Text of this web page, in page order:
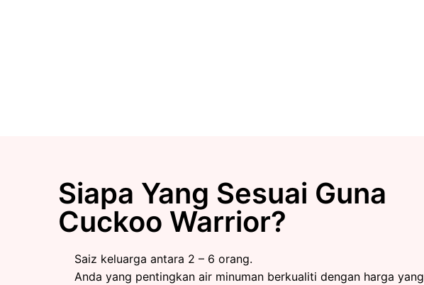
Siapa Yang Sesuai Guna
Cuckoo Warrior?
Saiz keluarga antara 2 – 6 orang.
Anda yang pentingkan air minuman berkualiti dengan harga yang